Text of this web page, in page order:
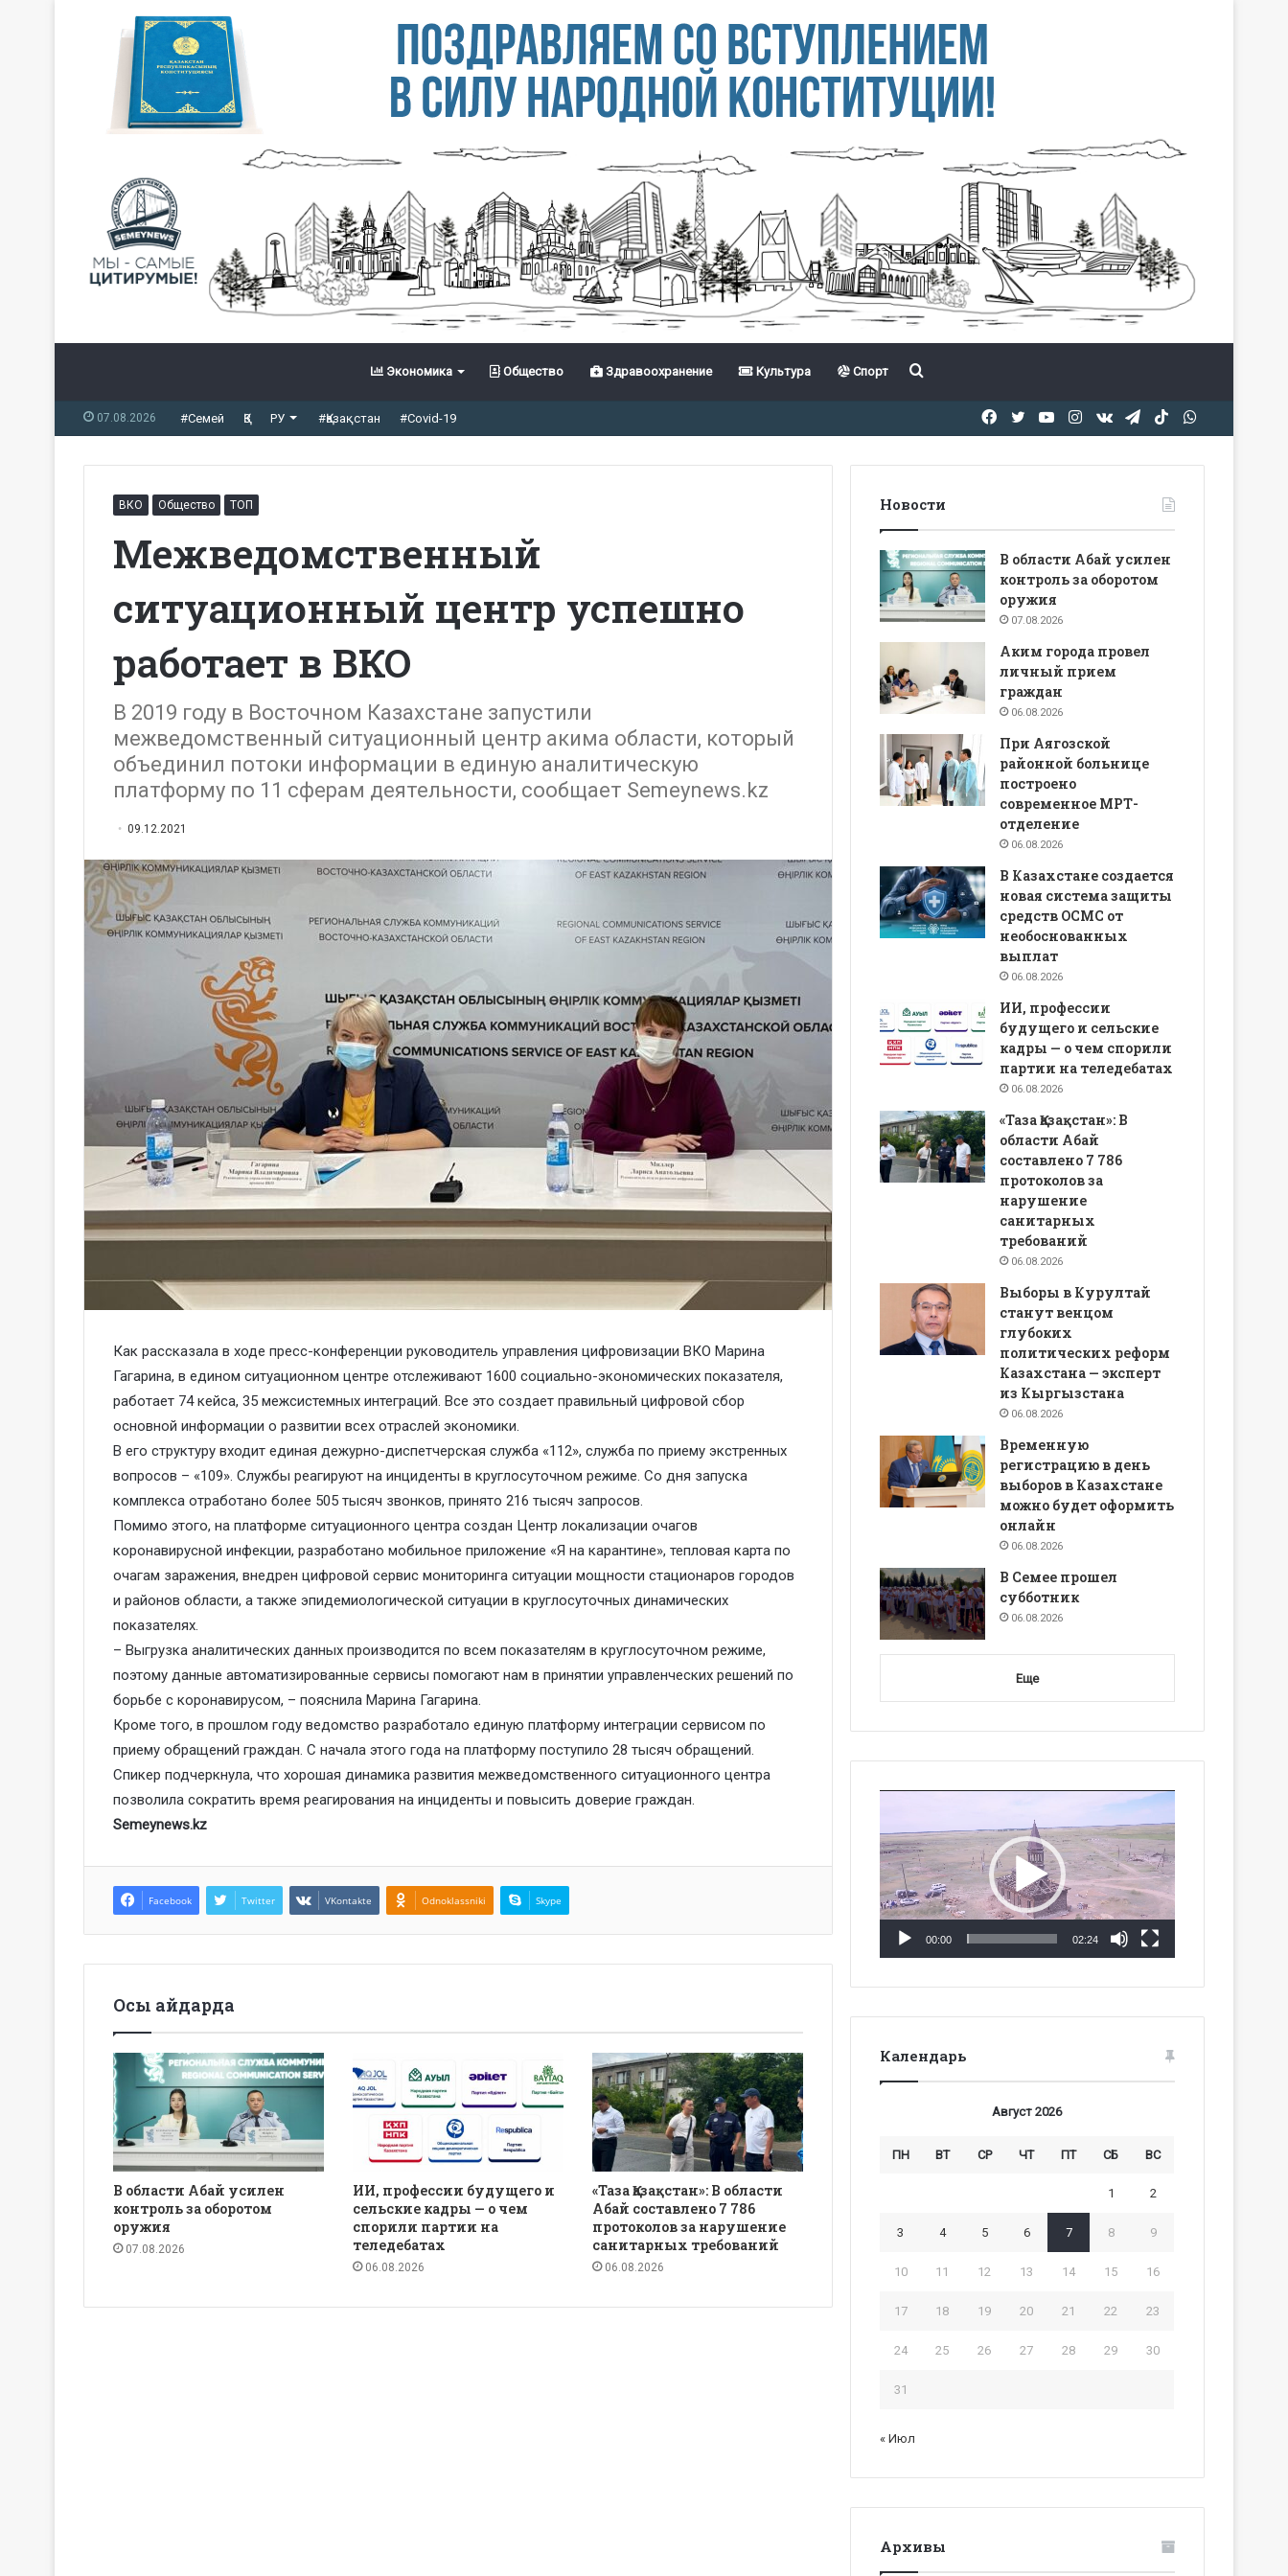
Экономика Общество Здравоохранение Культура Спорт Іздеу
07.08.2026 #Семей ҚЗ РУ #Қазақстан #Covid-19 TikTok
Telegram
vk.com
Instagram
YouTube
Twitter
Facebook
ВКО Общество ТОП
Межведомственный
ситуационный центр успешно
работает в ВКО
В 2019 году в Восточном Казахстане запустили
межведомственный ситуационный центр акима области, который
объединил потоки информации в единую аналитическую
платформу по 11 сферам деятельности, сообщает Semeynews.kz
09.12.2021
Как рассказала в ходе пресс-конференции руководитель управления цифровизации ВКО Марина
Гагарина, в едином ситуационном центре отслеживают 1600 социально-экономических показателя,
работает 74 кейса, 35 межсистемных интеграций. Все это создает правильный цифровой сбор
основной информации о развитии всех отраслей экономики.
В его структуру входит единая дежурно-диспетчерская служба «112», служба по приему экстренных
вопросов – «109». Службы реагируют на инциденты в круглосуточном режиме. Со дня запуска
комплекса отработано более 505 тысяч звонков, принято 216 тысяч запросов.
Помимо этого, на платформе ситуационного центра создан Центр локализации очагов
коронавирусной инфекции, разработано мобильное приложение «Я на карантине», тепловая карта по
очагам заражения, внедрен цифровой сервис мониторинга ситуации мощности стационаров городов
и районов области, а также эпидемиологической ситуации в круглосуточных динамических
показателях.
– Выгрузка аналитических данных производится по всем показателям в круглосуточном режиме,
поэтому данные автоматизированные сервисы помогают нам в принятии управленческих решений по
борьбе с коронавирусом, – пояснила Марина Гагарина.
Кроме того, в прошлом году ведомство разработало единую платформу интеграции сервисом по
приему обращений граждан. С начала этого года на платформу поступило 28 тысяч обращений.
Спикер подчеркнула, что хорошая динамика развития межведомственного ситуационного центра
позволила сократить время реагирования на инциденты и повысить доверие граждан.
Semeynews.kz
Facebook Twitter VKontakte Odnoklassniki Skype
Осы айдарда
В области Абай усилен
контроль за оборотом
оружия
07.08.2026
ИИ, профессии будущего и
сельские кадры — о чем
спорили партии на
теледебатах
06.08.2026
«Таза Қазақстан»: В области
Абай составлено 7 786
протоколов за нарушение
санитарных требований
06.08.2026
Новости
В области Абай усилен
контроль за оборотом
оружия
07.08.2026
Аким города провел
личный прием
граждан
06.08.2026
При Аягозской
районной больнице
построено
современное МРТ-
отделение
06.08.2026
В Казахстане создается
новая система защиты
средств ОСМС от
необоснованных
выплат
06.08.2026
ИИ, профессии
будущего и сельские
кадры — о чем спорили
партии на теледебатах
06.08.2026
«Таза Қазақстан»: В
области Абай
составлено 7 786
протоколов за
нарушение
санитарных
требований
06.08.2026
Выборы в Курултай
станут венцом
глубоких
политических реформ
Казахстана — эксперт
из Кыргызстана
06.08.2026
Временную
регистрацию в день
выборов в Казахстане
можно будет оформить
онлайн
06.08.2026
В Семее прошел
субботник
06.08.2026
Еще
00:00 02:24
Календарь
Август 2026
ПН ВТ СР ЧТ ПТ СБ ВС
1 2
3 4 5 6 7 8 9
10 11 12 13 14 15 16
17 18 19 20 21 22 23
24 25 26 27 28 29 30
31
« Июл
Архивы